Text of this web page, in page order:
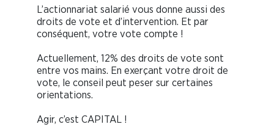
L’actionnariat salarié vous donne aussi des
droits de vote et d’intervention. Et par
conséquent, votre vote compte !
Actuellement, 12% des droits de vote sont
entre vos mains. En exerçant votre droit de
vote, le conseil peut peser sur certaines
orientations.
Agir, c’est CAPITAL !